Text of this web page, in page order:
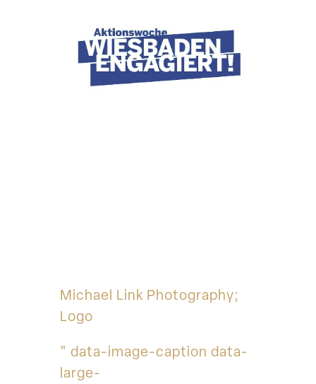
Michael Link Photography;
Logo
" data-image-caption data-
large-